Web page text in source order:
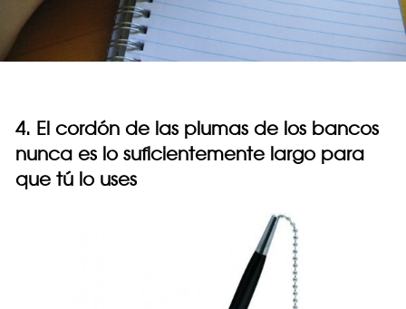
4. El cordón de las plumas de los bancos
nunca es lo suficientemente largo para
que tú lo uses